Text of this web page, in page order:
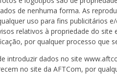
de nenhuma forma. As
uso para fins publicitários
relativos à propriedade do
por qualquer processo que
introduzir dados no site
no site da AFTCom, por